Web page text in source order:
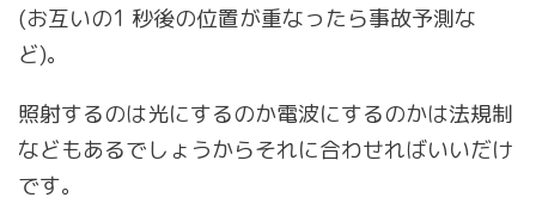
(お互いの1 秒後の位置が重なったら事故予測な
ど)。
照射するのは光にするのか電波にするのかは法規制
などもあるでしょうからそれに合わせればいいだけ
です。